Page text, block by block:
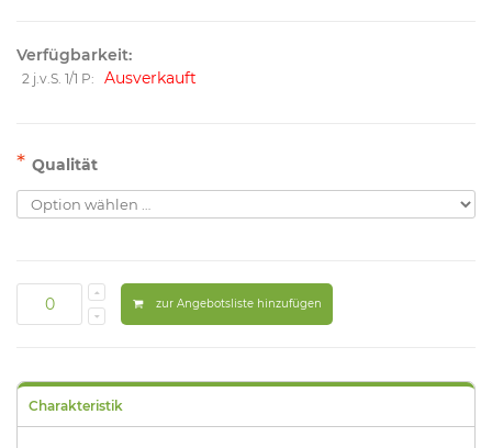
Verfügbarkeit:
2 j.v.S. 1/1 P: Ausverkauft
* Qualität
zur Angebotsliste hinzufügen
Charakteristik